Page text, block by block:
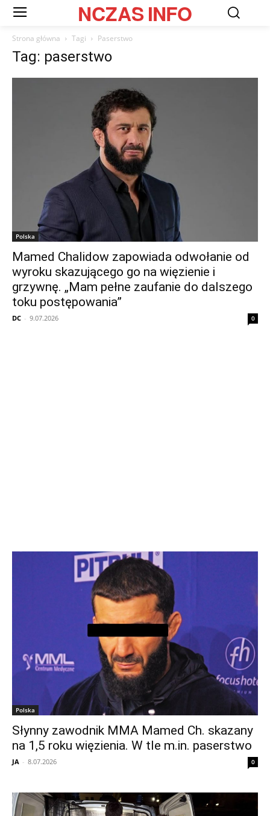
NCZASINFO
Strona główna Tagi Paserstwo
Tag: paserstwo
Polska
Mamed Chalidow zapowiada odwołanie od
wyroku skazującego go na więzienie i
grzywnę. „Mam pełne zaufanie do dalszego
toku postępowania”
DC - 9.07.2026 0
Polska
Słynny zawodnik MMA Mamed Ch. skazany
na 1,5 roku więzienia. W tle m.in. paserstwo
JA - 8.07.2026 0